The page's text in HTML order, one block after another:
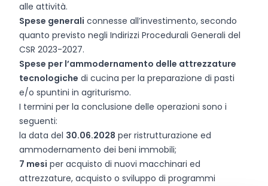
alle attività.
Spese generali connesse all’investimento, secondo
quanto previsto negli Indirizzi Procedurali Generali del
CSR 2023-2027.
Spese per l’ammodernamento delle attrezzature
tecnologiche di cucina per la preparazione di pasti
e/o spuntini in agriturismo.
I termini per la conclusione delle operazioni sono i
seguenti:
la data del 30.06.2028 per ristrutturazione ed
ammodernamento dei beni immobili;
7 mesi per acquisto di nuovi macchinari ed
attrezzature, acquisto o sviluppo di programmi